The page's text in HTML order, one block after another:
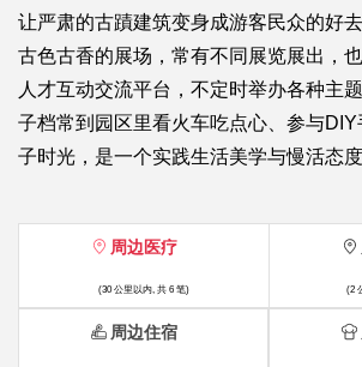
让严肃的古蹟建筑变身成游客民众的好
古色古香的展场，常有不同展览展出，
人才互动交流平台，不定时举办各种主
子档常到园区里看火车吃点心、参与
子时光，是一个实践生活美学与慢活态度
周边医疗
(30 公里以内, 共 6 笔) (2
周边住宿